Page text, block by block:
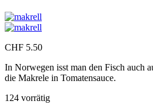
CHF 5.50
In Norwegen isst man den Fisch auch
die Makrele in Tomatensauce.
124 vorrätig